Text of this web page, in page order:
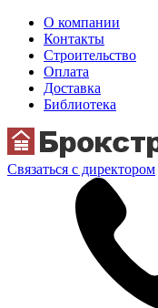
О компании
Контакты
Строительство
Оплата
Доставка
Библиотека
Связаться с директором